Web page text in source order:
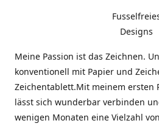
Designs
Meine Passion ist das Zeichnen.
konventionell mit Papier und
Zeichentablett.Mit meinem ersten
lässt sich wunderbar verbinden
wenigen Monaten eine Vielzahl